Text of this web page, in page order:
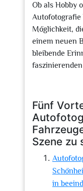
Ob als Hobby
Autofotografie
Möglichkeit,
einem neuen
bleibende
Fünf
Szene zu
in